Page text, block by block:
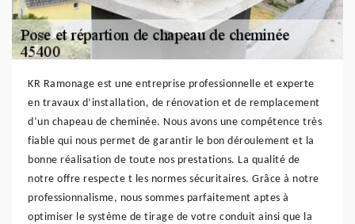
KR Ramonage est une entreprise professionnelle et experte
en travaux d’installation, de rénovation et de remplacement
d’un chapeau de cheminée. Nous avons une compétence très
fiable qui nous permet de garantir le bon déroulement et la
bonne réalisation de toute nos prestations. La qualité de
notre offre respecte t les normes sécuritaires. Grâce à notre
professionnalisme, nous sommes parfaitement aptes à
optimiser le système de tirage de votre conduit ainsi que la